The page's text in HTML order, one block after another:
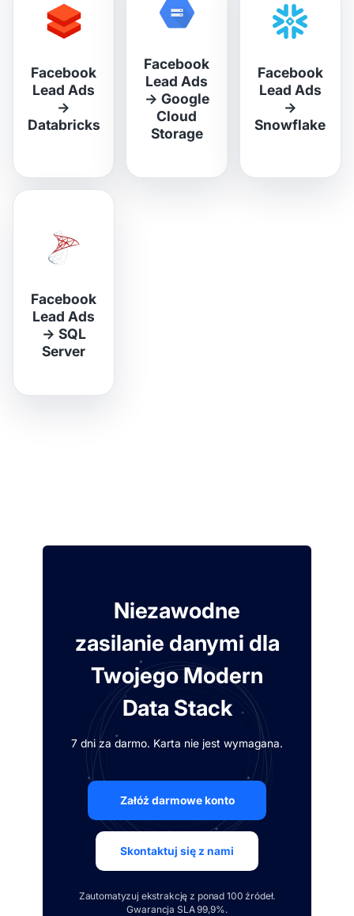
Facebook
Lead Ads
→
Databricks
Facebook
Lead Ads
→ Google
Cloud
Storage
Facebook
Lead Ads
→
Snowflake
Facebook
Lead Ads
→ SQL
Server
Niezawodne
zasilanie danymi dla
Twojego Modern
Data Stack
7 dni za darmo. Karta nie jest wymagana.
Załóż darmowe konto
Skontaktuj się z nami
Zautomatyzuj ekstrakcję z ponad 100 źródeł.
Gwarancja SLA 99,9%.